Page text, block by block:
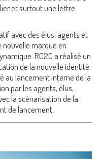
et surtout une lettre
avec des élus, agents et
marque en
RC2C a réalisé un
de la nouvelle identité.
au lancement interne de la
par les agents, élus,
la scénarisation de la
de lancement.